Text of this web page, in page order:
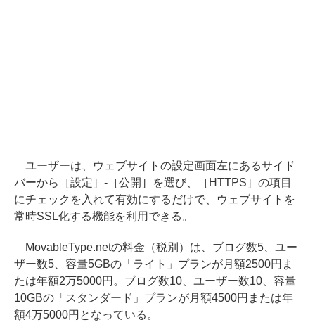
ユーザーは、ウェブサイトの設定画面左にあるサイド
バーから［設定］-［公開］を選び、［HTTPS］の項目
にチェックを入れて有効にするだけで、ウェブサイトを
常時SSL化する機能を利用できる。
MovableType.netの料金（税別）は、ブログ数5、ユー
ザー数5、容量5GBの「ライト」プランが月額2500円ま
たは年額2万5000円。ブログ数10、ユーザー数10、容量
10GBの「スタンダード」プランが月額4500円または年
額4万5000円となっている。